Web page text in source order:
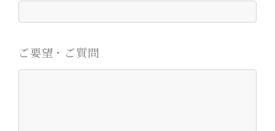
ご要望・ご質問